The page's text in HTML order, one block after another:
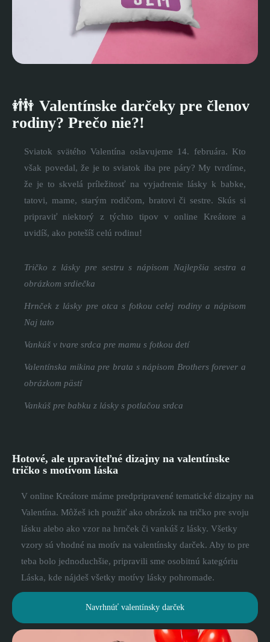
👪 Valentínske darčeky pre členov
rodiny? Prečo nie?!
Sviatok svätého Valentína oslavujeme 14. februára. Kto
však povedal, že je to sviatok iba pre páry? My tvrdíme,
že je to skvelá príležitosť na vyjadrenie lásky k babke,
tatovi, mame, starým rodičom, bratovi či sestre. Skús si
pripraviť niektorý z týchto tipov v online Kreátore a
uvidíš, ako potešíš celú rodinu!
Tričko z lásky pre sestru s nápisom Najlepšia sestra a
obrázkom srdiečka
Hrnček z lásky pre otca s fotkou celej rodiny a nápisom
Naj tato
Vankúš v tvare srdca pre mamu s fotkou detí
Valentínska mikina pre brata s nápisom Brothers forever a
obrázkom pästí
Vankúš pre babku z lásky s potlačou srdca
Hotové, ale upraviteľné dizajny na valentínske
tričko s motívom láska
V online Kreátore máme predpripravené tematické dizajny na
Valentína. Môžeš ich použiť ako obrázok na tričko pre svoju
lásku alebo ako vzor na hrnček či vankúš z lásky. Všetky
vzory sú vhodné na motív na valentínsky darček. Aby to pre
teba bolo jednoduchšie, pripravili sme osobitnú kategóriu
Láska, kde nájdeš všetky motívy lásky pohromade.
Navrhnúť valentínsky darček